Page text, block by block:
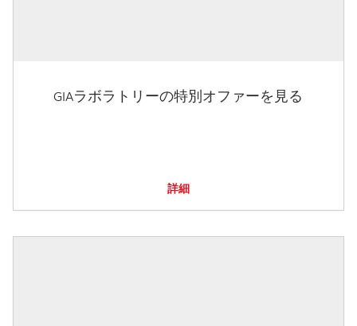
GIAラボラトリーの特別オファーを見る
詳細